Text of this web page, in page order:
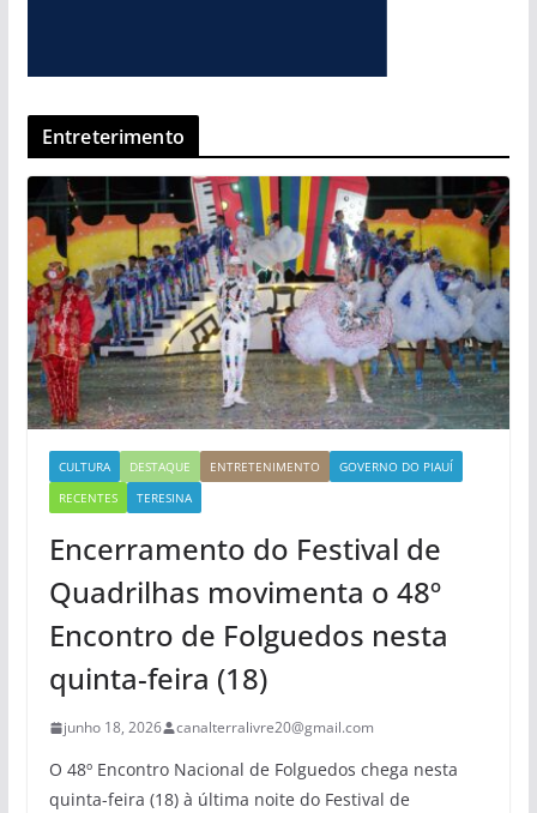
Entreterimento
CULTURA DESTAQUE ENTRETENIMENTO
GOVERNO DO PIAUÍ
RECENTES
TERESINA
Encerramento do Festival de
Quadrilhas movimenta o 48º
Encontro de Folguedos nesta
quinta-feira (18)
junho 18, 2026 canalterralivre20@gmail.com
O 48º Encontro Nacional de Folguedos chega nesta
quinta-feira (18) à última noite do Festival de